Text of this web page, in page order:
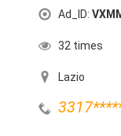
Ad_ID:
32 times
Lazio
3317